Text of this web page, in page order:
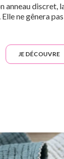
anneau
ne gênera
JE DÉCOUVRE